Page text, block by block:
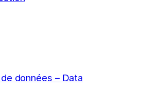
données – Data